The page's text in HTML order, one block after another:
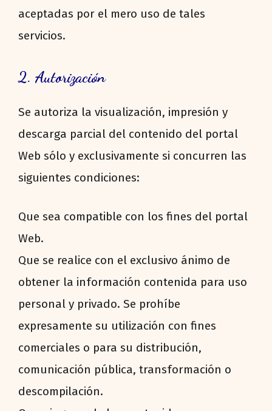
aceptadas por el mero uso de tales
servicios.
2. Autorización
Se autoriza la visualización, impresión y
descarga parcial del contenido del portal
Web sólo y exclusivamente si concurren las
siguientes condiciones:
Que sea compatible con los fines del portal
Web.
Que se realice con el exclusivo ánimo de
obtener la información contenida para uso
personal y privado. Se prohíbe
expresamente su utilización con fines
comerciales o para su distribución,
comunicación pública, transformación o
descompilación.